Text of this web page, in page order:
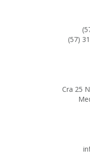
(57)
Cra 25